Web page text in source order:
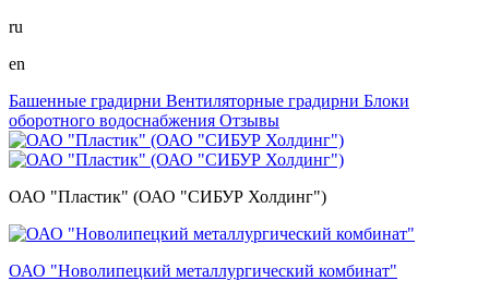
ru
en
Башенные градирни Вентиляторные градирни Блоки
оборотного водоснабжения Отзывы
ОАО "Пластик" (ОАО "СИБУР Холдинг")
ОАО "Новолипецкий металлургический комбинат"